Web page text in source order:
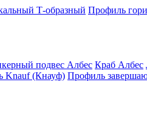
Т-образный Профиль
подвес Албес Краб Албес
Knauf (Кнауф) Профиль